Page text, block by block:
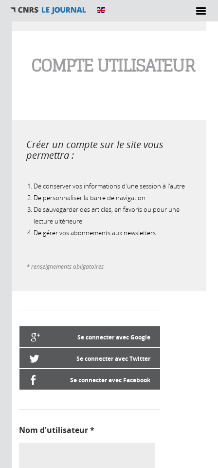
COMPTE UTILISATEUR
Créer un compte sur le site vous
permettra :
De conserver vos informations d'une session à l'autre
De personnaliser la barre de navigation
De sauvegarder des articles, en favoris ou pour une
lecture ultérieure
De gérer vos abonnements aux newsletters
* renseignements obligatoires
Se connecter avec Google
Se connecter avec Twitter
Se connecter avec Facebook
Nom d'utilisateur*